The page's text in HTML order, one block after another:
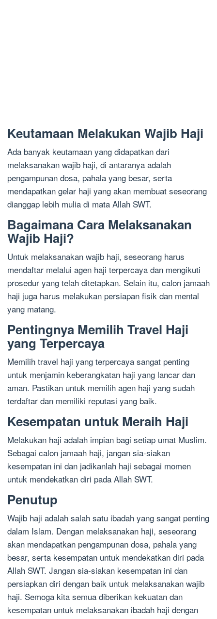
Keutamaan Melakukan Wajib Haji
Ada banyak keutamaan yang didapatkan dari
melaksanakan wajib haji, di antaranya adalah
pengampunan dosa, pahala yang besar, serta
mendapatkan gelar haji yang akan membuat seseorang
dianggap lebih mulia di mata Allah SWT.
Bagaimana Cara Melaksanakan
Wajib Haji?
Untuk melaksanakan wajib haji, seseorang harus
mendaftar melalui agen haji terpercaya dan mengikuti
prosedur yang telah ditetapkan. Selain itu, calon jamaah
haji juga harus melakukan persiapan fisik dan mental
yang matang.
Pentingnya Memilih Travel Haji
yang Terpercaya
Memilih travel haji yang terpercaya sangat penting
untuk menjamin keberangkatan haji yang lancar dan
aman. Pastikan untuk memilih agen haji yang sudah
terdaftar dan memiliki reputasi yang baik.
Kesempatan untuk Meraih Haji
Melakukan haji adalah impian bagi setiap umat Muslim.
Sebagai calon jamaah haji, jangan sia-siakan
kesempatan ini dan jadikanlah haji sebagai momen
untuk mendekatkan diri pada Allah SWT.
Penutup
Wajib haji adalah salah satu ibadah yang sangat penting
dalam Islam. Dengan melaksanakan haji, seseorang
akan mendapatkan pengampunan dosa, pahala yang
besar, serta kesempatan untuk mendekatkan diri pada
Allah SWT. Jangan sia-siakan kesempatan ini dan
persiapkan diri dengan baik untuk melaksanakan wajib
haji. Semoga kita semua diberikan kekuatan dan
kesempatan untuk melaksanakan ibadah haji dengan